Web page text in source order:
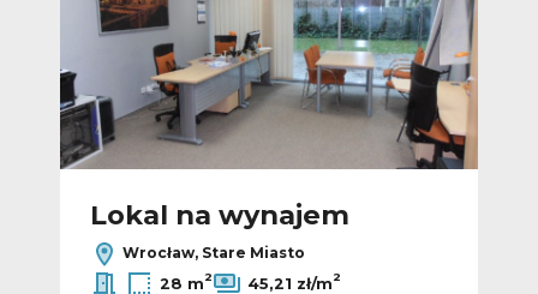
Lokal na wynajem
Wrocław, Stare Miasto
28 m2 45,21 zł/m2